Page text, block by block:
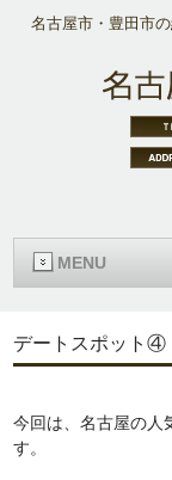
名古屋市・豊田市
MENU
デートスポット④
今回は、名古屋の人
す。